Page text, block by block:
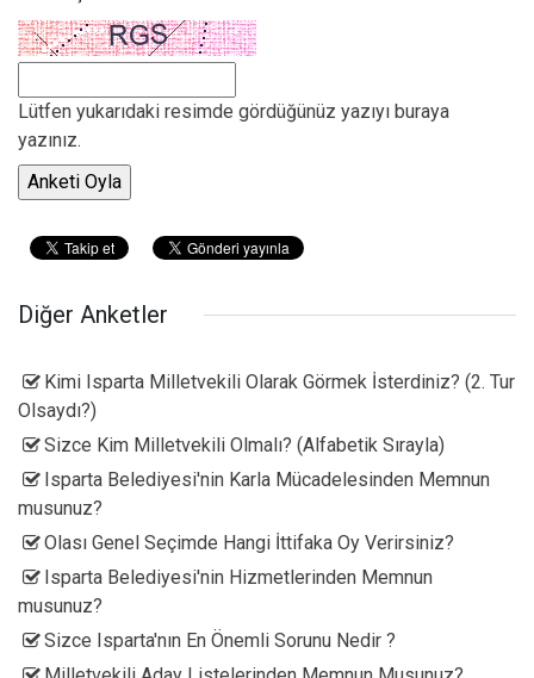
Lütfen yukarıdaki resimde gördüğünüz yazıyı buraya
yazınız.
Diğer Anketler
Kimi Isparta Milletvekili Olarak Görmek İsterdiniz? (2. Tur
Olsaydı?)
Sizce Kim Milletvekili Olmalı? (Alfabetik Sırayla)
Isparta Belediyesi'nin Karla Mücadelesinden Memnun
musunuz?
Olası Genel Seçimde Hangi İttifaka Oy Verirsiniz?
Isparta Belediyesi'nin Hizmetlerinden Memnun
musunuz?
Sizce Isparta'nın En Önemli Sorunu Nedir ?